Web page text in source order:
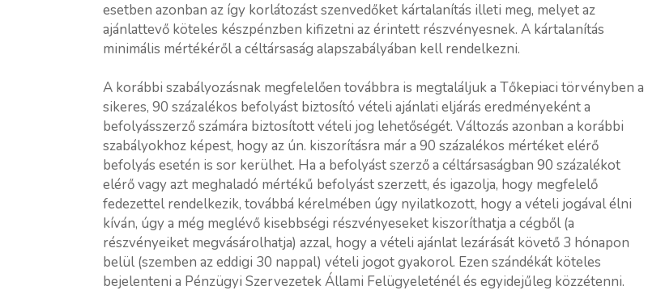
esetben azonban az így korlátozást szenvedőket kártalanítás illeti meg, melyet az
ajánlattevő köteles készpénzben kifizetni az érintett részvényesnek. A kártalanítás
minimális mértékéről a céltársaság alapszabályában kell rendelkezni.
A korábbi szabályozásnak megfelelően továbbra is megtaláljuk a Tőkepiaci törvényben a
sikeres, 90 százalékos befolyást biztosító vételi ajánlati eljárás eredményeként a
befolyásszerző számára biztosított vételi jog lehetőségét. Változás azonban a korábbi
szabályokhoz képest, hogy az ún. kiszorításra már a 90 százalékos mértéket elérő
befolyás esetén is sor kerülhet. Ha a befolyást szerző a céltársaságban 90 százalékot
elérő vagy azt meghaladó mértékű befolyást szerzett, és igazolja, hogy megfelelő
fedezettel rendelkezik, továbbá kérelmében úgy nyilatkozott, hogy a vételi jogával élni
kíván, úgy a még meglévő kisebbségi részvényeseket kiszoríthatja a cégből (a
részvényeiket megvásárolhatja) azzal, hogy a vételi ajánlat lezárását követő 3 hónapon
belül (szemben az eddigi 30 nappal) vételi jogot gyakorol. Ezen szándékát köteles
bejelenteni a Pénzügyi Szervezetek Állami Felügyeleténél és egyidejűleg közzétenni.